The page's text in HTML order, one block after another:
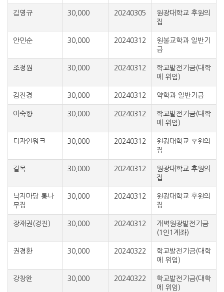
김영규 30,000 20240305
원광대학교 후원의
집
안민순 30,000 20240312
원불교학과 일반기
금
조정원 30,000 20240312
학교발전기금(대학
에 위임)
김진경 30,000 20240312 약학과 일반기금
이숙향 30,000 20240312
학교발전기금(대학
에 위임)
디자인워크 30,000 20240312
원광대학교 후원의
집
길목 30,000 20240312
원광대학교 후원의
집
낙지마당 통나
무집
30,000 20240312
원광대학교 후원의
집
장재권(경진) 30,000 20240312
개벽원광발전기금
(1인1계좌)
권경환 30,000 20240322
학교발전기금(대학
에 위임)
강창완 30,000 20240322
학교발전기금(대학
에 위임)